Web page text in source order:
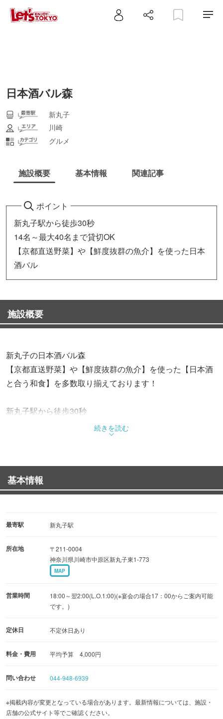
日本酒バル森
新丸子
川崎
グルメ
施設概要 基本情報 関連記事
ポイント
新丸子駅から徒歩30秒
14名～最大40名まで貸切OK
【京都直送野菜】や【鮮度抜群の魚介】を使った日本
酒バル
施設概要
新丸子の日本酒バル森
【京都直送野菜】や【鮮度抜群の魚介】を使った【日本酒
と合う和食】を多数取り揃えております！
新丸子駅から徒歩30秒
大人気宴会コースは4,000（税込）～
・2階席なら14～26名までのご宴会が可能で
す
インナップ♪
本酒を身近に感じてもらえるようにお手伝い致します！
お気軽に、そしてお洒落に日本酒と肴をお楽しみくださ
続きを読む
基本情報
最寄駅 新丸子駅
所在地
〒211-0004
神奈川県川崎市中原区新丸子東1-773
MAP
営業時間
18:00～翌2:00(L.O.1:00)(※宴会の場合17：00からご案内可能
です。)
定休日 不定休日あり
料金・費用 平均予算 4,000円
問い合わせ 044-948-6939
※掲載内容が変更となっている場合があります。最新情報については、施設・
店舗の公式サイト等でご確認ください。